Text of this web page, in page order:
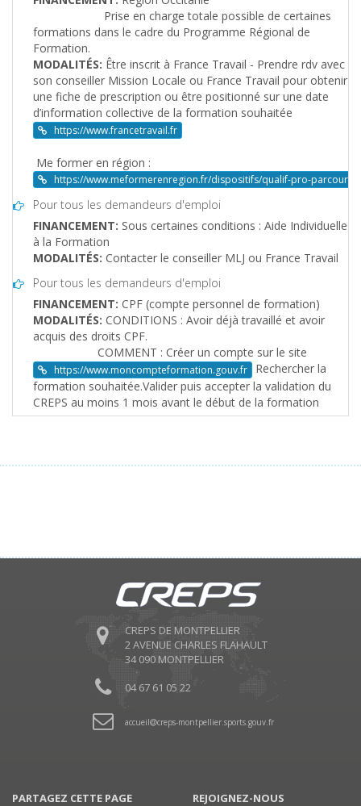
Prise en charge totale possible de certaines
formations dans le cadre du Programme Régional de
Formation.
MODALITÉS: Être inscrit à France Travail - Prendre rdv avec
son conseiller Mission Locale ou France Travail pour obtenir
une fiche de prescription ou être positionné sur une date
d’information collective de la formation souhaitée
https://www.francetravail.fr
Me former en région :
https://www.meformerenregion.fr/dispositifs/qualif-pro-parcours-
Pour tous les demandeurs d'emploi
FINANCEMENT: Sous certaines conditions : Aide Individuelle
à la Formation
MODALITÉS: Contacter le conseiller MLJ ou France Travail
Pour tous les demandeurs d'emploi
FINANCEMENT: CPF (compte personnel de formation)
MODALITÉS: CONDITIONS : Avoir déjà travaillé et avoir
acquis des droits CPF.
COMMENT : Créer un compte sur le site
https://www.moncompteformation.gouv.fr
Rechercher la
formation souhaitée.Valider puis accepter la validation du
CREPS au moins 1 mois avant le début de la formation
CREPS DE MONTPELLIER
2 AVENUE CHARLES FLAHAULT
34 090 MONTPELLIER
04 67 61 05 22
accueil creps-montpellier.sports.gouv.fr
PARTAGEZ CETTE PAGE REJOIGNEZ-NOUS